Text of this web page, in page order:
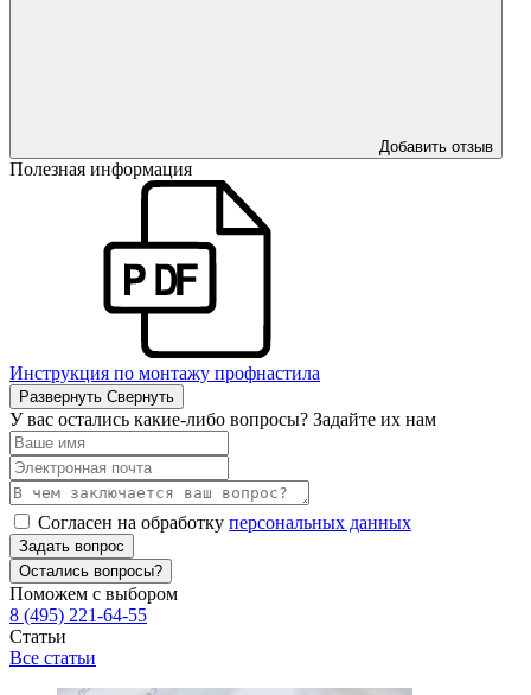
Добавить отзыв
Полезная информация
Инструкция по монтажу профнастила
Развернуть Свернуть
У вас остались какие-либо вопросы? Задайте их нам
Согласен на обработку персональных данных
Задать вопрос
Остались вопросы?
Поможем с выбором
8 (495) 221-64-55
Статьи
Все статьи